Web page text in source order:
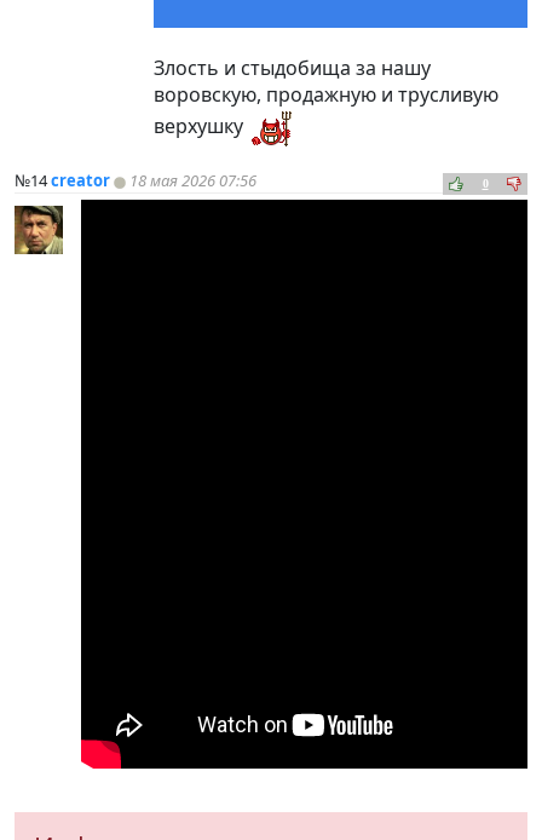
Злость и стыдобища за нашу
воровскую, продажную и трусливую
верхушку
№14creator 18 мая 2026 07:56 0